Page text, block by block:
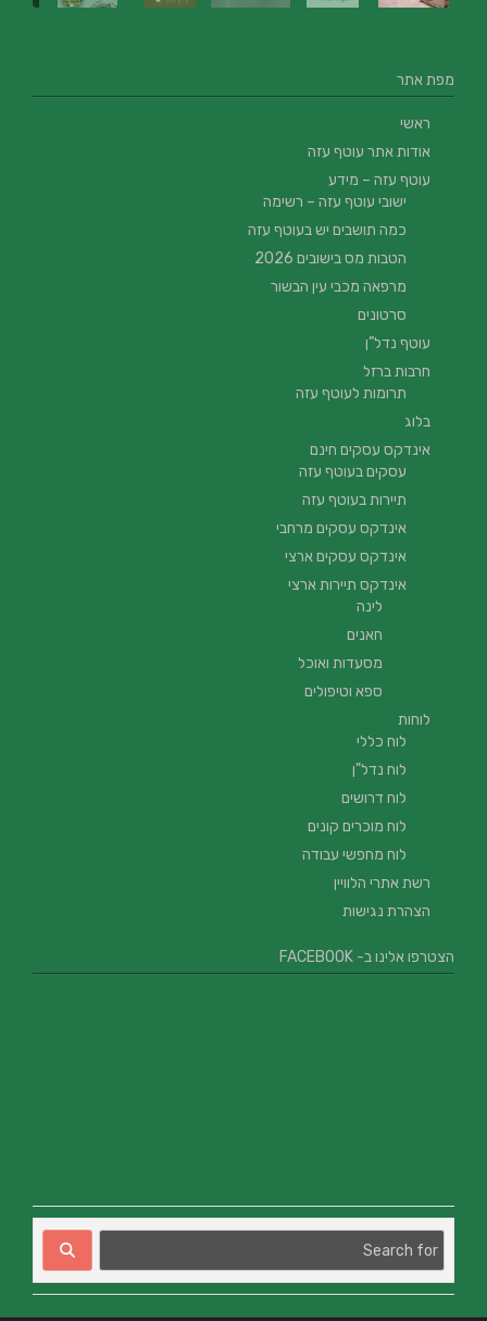
מפת אתר
ראשי
אודות אתר עוטף עזה
עוטף עזה – מידע
ישובי עוטף עזה – רשימה
כמה תושבים יש בעוטף עזה
הטבות מס בישובים 2026
מרפאה מכבי עין הבשור
סרטונים
עוטף נדל”ן
חרבות ברזל
תרומות לעוטף עזה
בלוג
אינדקס עסקים חינם
עסקים בעוטף עזה
תיירות בעוטף עזה
אינדקס עסקים מרחבי
אינדקס עסקים ארצי
אינדקס תיירות ארצי
לינה
חאנים
מסעדות ואוכל
ספא וטיפולים
לוחות
לוח כללי
לוח נדל"ן
לוח דרושים
לוח מוכרים קונים
לוח מחפשי עבודה
רשת אתרי הלוויין
הצהרת נגישות
הצטרפו אלינו ב- FACEBOOK